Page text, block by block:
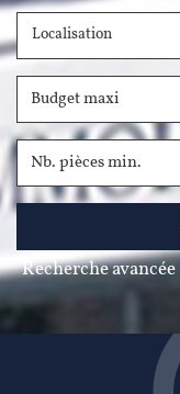
Localisation
Recherche avancée